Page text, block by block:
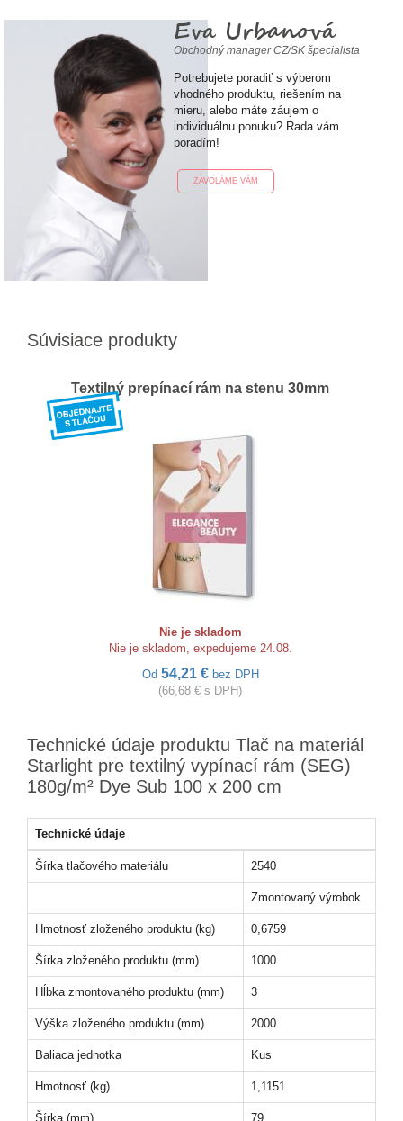
Eva Urbanová
Obchodný manager CZ/SK špecialista
Potrebujete poradiť s výberom
vhodného produktu, riešením na
mieru, alebo máte záujem o
individuálnu ponuku? Rada vám
poradím!
ZAVOLÁME VÁM
Súvisiace produkty
Textilný prepínací rám na stenu 30mm
Nie je skladom
Nie je skladom, expedujeme 24.08.
Od 54,21 € bez DPH
(66,68 € s DPH)
Technické údaje produktu Tlač na materiál
Starlight pre textilný vypínací rám (SEG)
180g/m² Dye Sub 100 x 200 cm
Technické údaje
Šírka tlačového materiálu 2540
Zmontovaný výrobok
Hmotnosť zloženého produktu (kg) 0,6759
Šírka zloženého produktu (mm) 1000
Hĺbka zmontovaného produktu (mm) 3
Výška zloženého produktu (mm) 2000
Baliaca jednotka Kus
Hmotnosť (kg) 1,1151
Šírka (mm) 79